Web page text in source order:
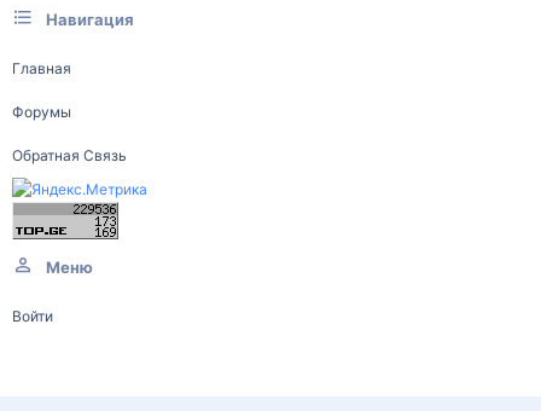
Навигация
Главная
Форумы
Обратная Связь
Меню
Войти